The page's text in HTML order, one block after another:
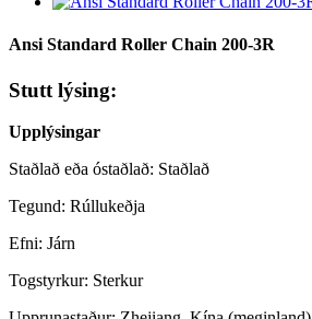
Ansi Standard Roller Chain 200-3R
Stutt lýsing:
Upplýsingar
Staðlað eða óstaðlað: Staðlað
Tegund: Rúllukeðja
Efni: Járn
Togstyrkur: Sterkur